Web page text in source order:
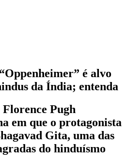
é alvo
da Índia; entenda
Pugh
em que o protagonista
Gita, uma das
do hinduísmo